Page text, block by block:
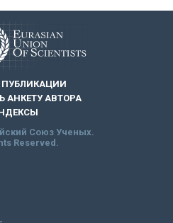
ПУБЛИКАЦИИ
АНКЕТУ АВТОРА
Союз Ученых.
Reserved.